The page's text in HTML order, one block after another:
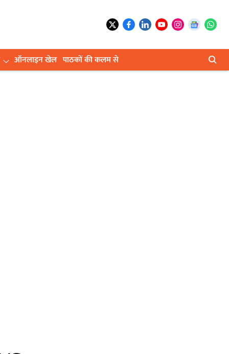
ऑनलाइन खेल पाठकों की कलम से